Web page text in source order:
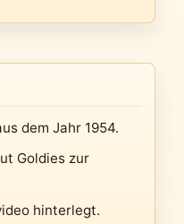
dem Jahr 1954.
Goldies zur
hinterlegt.